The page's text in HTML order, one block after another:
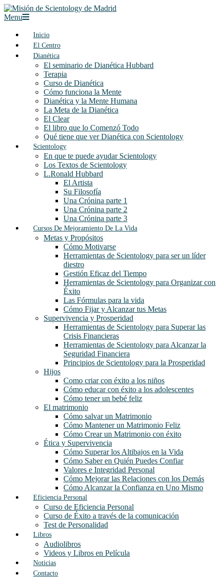
Skip
to
Misión
Scientology
Secondary
Menu
Menu
Inicio
El Centro
Dianética
El seminario de Dianética Hubbard
Terapia
Curso de Dianética
Cómo funciona la Mente
Dianética y la Mente Humana
La Meta de la Dianética
El Clear
El libro que lo Comenzó Todo
Qué tiene que ver Dianética con Scientology
Scientology
En que te puede ayudar Scientology
Los Textos de Scientology
L.Ronald Hubbard
El Artista
Su Filosofía
Una Crónina parte 1
Una Crónina parte 2
Una Crónina parte 3
Cursos De Mejoramiento De La Vida
Metas y Propósitos
Cómo Motivarse
Herramientas de Scientology para ser un líder
diestro
Gestión Eficaz del Tiempo
Herramientas de Scientology para Organizar con
Éxito
Las Fórmulas para la vida
Cómo Fijar y Alcanzar tus Metas
Supervivencia y Prosperidad
Herramientas de Scientology para Superar las
Crisis Financieras
Herramientas de Scientology para Alcanzar la
Seguridad Financiera
Principios de Scientology para la Prosperidad
Hijos
Como criar con éxito a los niños
Cómo educar con éxito a los adolescentes
Cómo tener un bebé feliz
El matrimonio
Cómo salvar un Matrimonio
Cómo Mantener un Matrimonio Feliz
Cómo Crear un Matrimonio con éxito
Ética y Supervivencia
Cómo Superar los Altibajos en la Vida
Cómo Saber en Quién Puedes Confiar
Valores e Integridad Personal
Cómo Mejorar las Relaciones con los Demás
Cómo Alcanzar la Confianza en Uno Mismo
Eficiencia Personal
Curso de Eficiencia Personal
Curso de Éxito a través de la comunicación
Test de Personalidad
Libros
Audiolibros
Videos y Libros en Película
Noticias
Contacto